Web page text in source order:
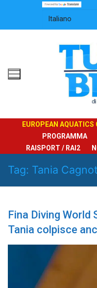
contenuto
EUROPEAN
PROGRAMMA
RAISPORT / RAI2
Tag: Tania
Fina Diving World
Tania colpisce